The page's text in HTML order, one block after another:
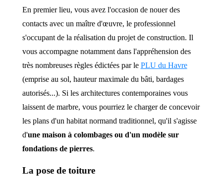
En premier lieu, vous avez l'occasion de nouer des
contacts avec un maître d'œuvre, le professionnel
s'occupant de la réalisation du projet de construction. Il
vous accompagne notamment dans l'appréhension des
très nombreuses règles édictées par le PLU du Havre
(emprise au sol, hauteur maximale du bâti, bardages
autorisés...). Si les architectures contemporaines vous
laissent de marbre, vous pourriez le charger de concevoir
les plans d'un habitat normand traditionnel, qu'il s'agisse
d'une maison à colombages ou d'un modèle sur
fondations de pierres.
La pose de toiture